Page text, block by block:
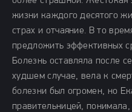
жизни каждого десятого
страх и отчаяние. В то
предложить эффективных
Болезнь оставляла после
худшем случае, вела к
болезни был огромен, но
правительницей, понимала,